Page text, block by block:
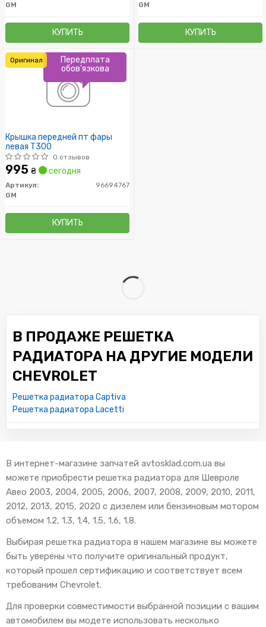
GM
КУПИТЬ
GM
КУПИТЬ
Крышка передней пт фары
левая T300
0 отзывов
995 ₴ сегодня
Артикул:
96694767
GM
КУПИТЬ
Передплата
обов'язкова
Оригинал
В ПРОДАЖЕ РЕШЕТКА
РАДИАТОРА НА ДРУГИЕ МОДЕЛИ
CHEVROLET
Решетка радиатора Captiva
Решетка радиатора Lacetti
В интернет-магазине запчатей avtosklad.com.ua вы
можете приобрести решетка радиатора для Шевроле
Авео 2003, 2004, 2005, 2006, 2007, 2008, 2009, 2010, 2011,
2012, 2013, 2015, 2020 с дизелем или бензиновым мотором
объемом 1.2, 1.3, 1.4, 1.5, 1.6, 1.8.
Выбирая решетка радиатора в нашем магазине вы можете
быть уверены что получите оригинальный продукт,
который прошел сертификацию и соответствует всем
требованим Chevrolet.
Для проверки совместимости выбранной позиции с вашим
автомобилем вы модете использовать несколько